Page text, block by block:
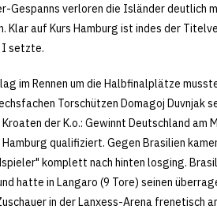
Gespanns verloren die Isländer deutlich
Klar auf Kurs Hamburg ist indes der
I setzte.
im Rennen um die Halbfinalplätze
Torschützen Domagoj Duvnjak
der K.o.: Gewinnt Deutschland am
Hamburg qualifiziert. Gegen Brasilien
komplett nach hinten losging.
hatte in Langaro (9 Tore) seinen
in der Lanxess-Arena frenetisch